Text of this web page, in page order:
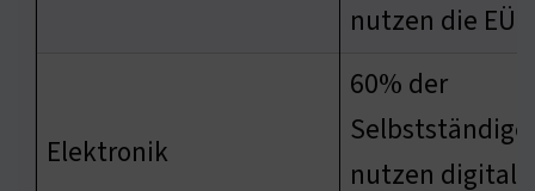
nutzen die EÜR
Elektronik
60% der
nutzen digitale